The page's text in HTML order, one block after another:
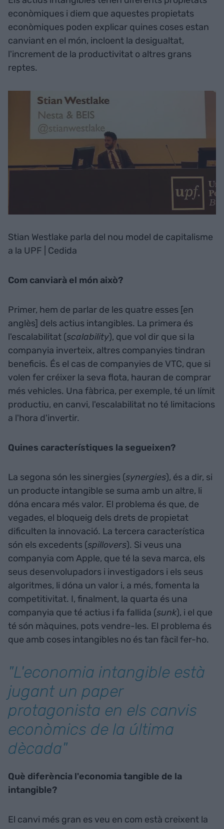
econòmiques i diem que aquestes propietats
econòmiques poden explicar quines coses estan
canviant en el món, incloent la desigualtat,
l'increment de la productivitat o altres grans
reptes.
Stian Westlake parla del nou model de capitalisme
a la UPF | Cedida
Com canviarà el món això?
Primer, hem de parlar de les quatre esses [en
anglès] dels actius intangibles. La primera és
l'escalabilitat (scalability), que vol dir que si la
companyia inverteix, altres companyies tindran
beneficis. És el cas de companyies de VTC, que si
volen fer créixer la seva flota, hauran de comprar
més vehicles. Una fàbrica, per exemple, té un límit
productiu, en canvi, l'escalabilitat no té limitacions
a l'hora d'invertir.
Quines característiques la segueixen?
La segona són les sinergies (synergies), és a dir, si
un producte intangible se suma amb un altre, li
dóna encara més valor. El problema és que, de
vegades, el bloqueig dels drets de propietat
dificulten la innovació. La tercera característica
són els excedents (spillovers). Si veus una
companyia com Apple, que té la seva marca, els
seus desenvolupadors i investigadors i els seus
algoritmes, li dóna un valor i, a més, fomenta la
competitivitat. I, finalment, la quarta és una
companyia que té actius i fa fallida (sunk), i el que
té són màquines, pots vendre-les. El problema és
que amb coses intangibles no és tan fàcil fer-ho.
"L'economia intangible està
jugant un paper
protagonista en els canvis
econòmics de la última
dècada"
Què diferència l'economia tangible de la
intangible?
El canvi més gran es veu en com està creixent la